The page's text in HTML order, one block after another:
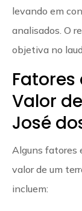
levando em
analisados. O
objetiva no
Valor
José
Alguns fatores
valor de um
incluem: